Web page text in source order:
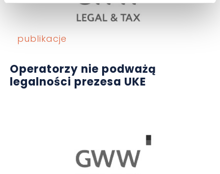
publikacje
Operatorzy nie podważą
legalności prezesa UKE